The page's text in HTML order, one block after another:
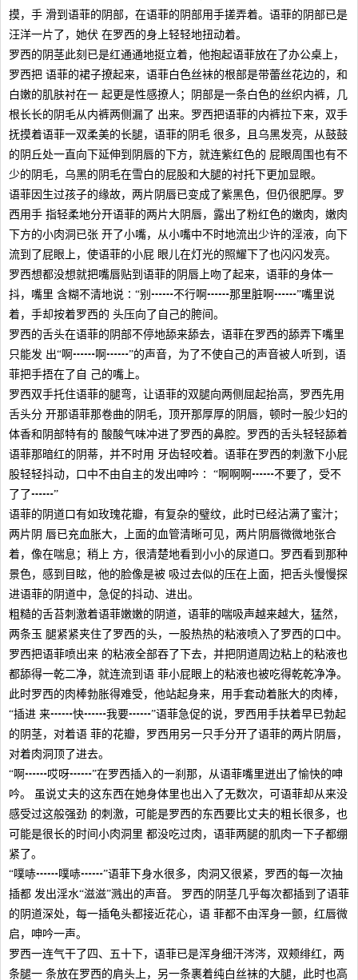
摸，手 滑到语菲的阴部，在语菲的阴部用手搓弄着。语菲的阴部已是
汪洋一片了，她伏 在罗西的身上轻轻地扭动着。
罗西的阴茎此刻已是红通通地挺立着，他抱起语菲放在了办公桌上，
罗西把 语菲的裙子撩起来，语菲白色丝袜的根部是带蕾丝花边的，和
白嫩的肌肤衬在一 起更是性感撩人；阴部是一条白色的丝织内裤，几
根长长的阴毛从内裤两侧漏了 出来。罗西把语菲的内裤拉下来，双手
抚摸着语菲一双柔美的长腿，语菲的阴毛 很多，且乌黑发亮，从鼓鼓
的阴丘处一直向下延伸到阴唇的下方，就连紫红色的 屁眼周围也有不
少的阴毛，乌黑的阴毛在雪白的屁股和大腿的衬托下更加显眼。
语菲因生过孩子的缘故，两片阴唇已变成了紫黑色，但仍很肥厚。罗
西用手 指轻柔地分开语菲的两片大阴唇，露出了粉红色的嫩肉，嫩肉
下方的小肉洞已张 开了小嘴，从小嘴中不时地流出少许的淫液，向下
流到了屁眼上，使语菲的小屁 眼儿在灯光的照耀下了也闪闪发亮。
罗西想都没想就把嘴唇贴到语菲的阴唇上吻了起来，语菲的身体一
抖，嘴里 含糊不清地说∶“别┅┅不行啊┅┅那里脏啊┅┅”嘴里说
着，手却按着罗西的 头压向了自己的胯间。
罗西的舌头在语菲的阴部不停地舔来舔去，语菲在罗西的舔弄下嘴里
只能发 出“啊┅┅啊┅┅”的声音，为了不使自己的声音被人听到，语
菲把手捂在了自 己的嘴上。
罗西双手托住语菲的腿弯，让语菲的双腿向两侧屈起抬高，罗西先用
舌头分 开那语菲那卷曲的阴毛，顶开那厚厚的阴唇，顿时一股少妇的
体香和阴部特有的 酸酸气味冲进了罗西的鼻腔。罗西的舌头轻轻舔着
语菲那暗红的阴蒂，并不时用 牙齿轻咬着。语菲在罗西的刺激下小屁
股轻轻抖动，口中不由自主的发出呻吟∶ “啊啊啊┅┅不要了，受不
了了┅┅”
语菲的阴道口有如玫瑰花瓣，有复杂的璧纹，此时已经沾满了蜜汁；
两片阴 唇已充血胀大，上面的血管清晰可见，两片阴唇微微地张合
着，像在喘息；稍上 方，很清楚地看到小小的尿道口。罗西看到那种
景色，感到目眩，他的脸像是被 吸过去似的压在上面，把舌头慢慢探
进语菲的阴道中，急促的抖动、进出。
粗糙的舌苔刺激着语菲嫩嫩的阴道，语菲的喘吸声越来越大，猛然，
两条玉 腿紧紧夹住了罗西的头，一股热热的粘液喷入了罗西的口中。
罗西把语菲喷出来 的粘液全部吞了下去，并把阴道周边粘上的粘液也
都舔得一乾二净，就连流到语 菲小屁眼上的粘液也被吃得乾乾净净。
此时罗西的肉棒勃胀得难受，他站起身来，用手套动着胀大的肉棒，
“插进 来┅┅快┅┅我要┅┅”语菲急促的说，罗西用手扶着早已勃起
的阴茎，对着语 菲的花瓣，罗西用另一只手分开了语菲的两片阴唇，
对着肉洞顶了进去。
“啊┅┅哎呀┅┅”在罗西插入的一刹那，从语菲嘴里迸出了愉快的呻
吟。 虽说丈夫的这东西在她身体里也出入了无数次，可语菲却从来没
感受过这般强劲 的刺激，可能是罗西的东西要比丈夫的粗长很多，也
可能是很长的时间小肉洞里 都没吃过肉，语菲两腿的肌肉一下子都绷
紧了。
“噗哧┅┅噗哧┅┅”语菲下身水很多，肉洞又很紧，罗西的每一次抽
插都 发出淫水“滋滋”溅出的声音。 罗西的阴茎几乎每次都插到了语菲
的阴道深处，每一插龟头都接近花心，语 菲都不由浑身一颤，红唇微
启，呻吟一声。
罗西一连气干了四、五十下，语菲已是浑身细汗涔涔，双颊绯红，两
条腿一 条放在罗西的肩头上，另一条裹着纯白丝袜的大腿，此时也高